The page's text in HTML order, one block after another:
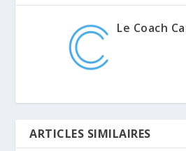
Le Coach
ARTICLES SIMILAIRES